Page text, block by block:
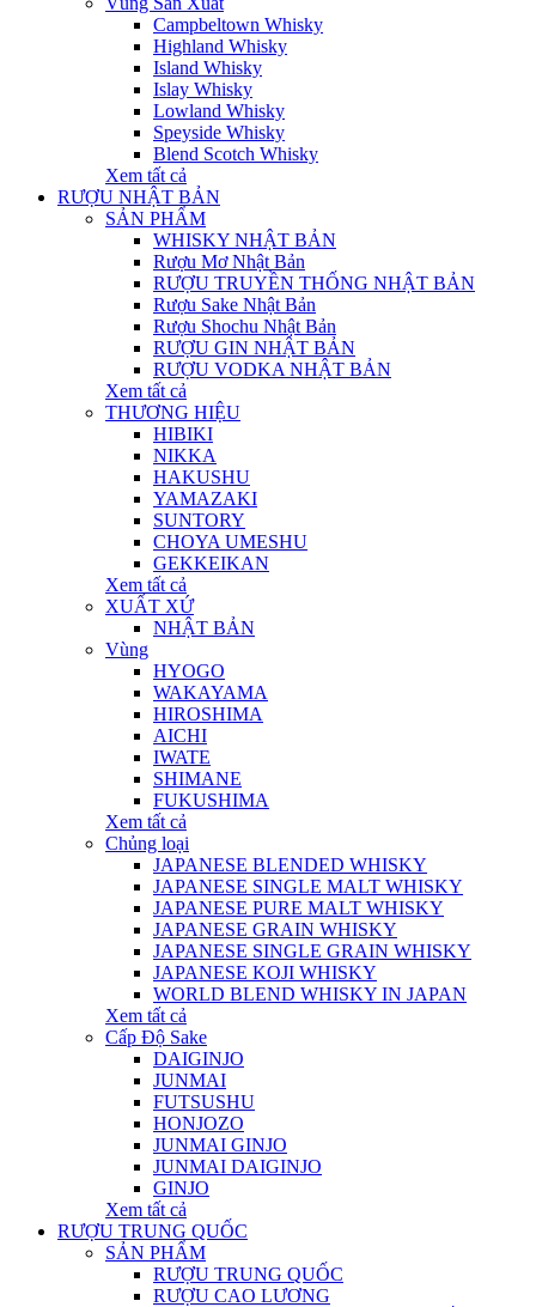
Campbeltown Whisky
Highland Whisky
Island Whisky
Islay Whisky
Lowland Whisky
Speyside Whisky
Blend Scotch Whisky
Xem tất cả
RƯỢU NHẬT BẢN
SẢN PHẨM
WHISKY NHẬT BẢN
Rượu Mơ Nhật Bản
RƯỢU TRUYỀN THỐNG NHẬT BẢN
Rượu Sake Nhật Bản
Rượu Shochu Nhật Bản
RƯỢU GIN NHẬT BẢN
RƯỢU VODKA NHẬT BẢN
Xem tất cả
THƯƠNG HIỆU
HIBIKI
NIKKA
HAKUSHU
YAMAZAKI
SUNTORY
CHOYA UMESHU
GEKKEIKAN
Xem tất cả
XUẤT XỨ
NHẬT BẢN
Vùng
HYOGO
WAKAYAMA
HIROSHIMA
AICHI
IWATE
SHIMANE
FUKUSHIMA
Xem tất cả
Chủng loại
JAPANESE BLENDED WHISKY
JAPANESE SINGLE MALT WHISKY
JAPANESE PURE MALT WHISKY
JAPANESE GRAIN WHISKY
JAPANESE SINGLE GRAIN WHISKY
JAPANESE KOJI WHISKY
WORLD BLEND WHISKY IN JAPAN
Xem tất cả
Cấp Độ Sake
DAIGINJO
JUNMAI
FUTSUSHU
HONJOZO
JUNMAI GINJO
JUNMAI DAIGINJO
GINJO
Xem tất cả
RƯỢU TRUNG QUỐC
SẢN PHẨM
RƯỢU TRUNG QUỐC
RƯỢU CAO LƯƠNG